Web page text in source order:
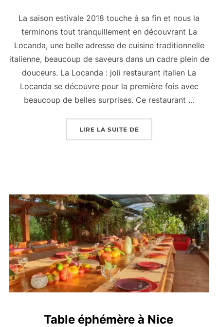
La saison estivale 2018 touche à sa fin et nous la
terminons tout tranquillement en découvrant La
Locanda, une belle adresse de cuisine traditionnelle
italienne, beaucoup de saveurs dans un cadre plein de
douceurs. La Locanda : joli restaurant italien La
Locanda se découvre pour la première fois avec
beaucoup de belles surprises. Ce restaurant …
LIRE LA SUITE DE« LA LOCANDA : UNE
Table éphémère à Nice